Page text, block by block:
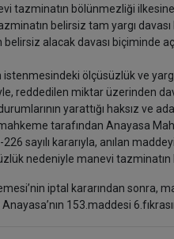
tazminatın bölünmezliği ilkesine
belirsiz tam yargı
alacak davası biçiminde
istenmesindeki ölçüsüzlük ve
reddedilen miktar üzerinden
yarattığı haksız ve
tarafından Anayasa
sayılı kararıyla, anılan
nedeniyle manevi tazminatın
iptal kararından sonra,
153.maddesi